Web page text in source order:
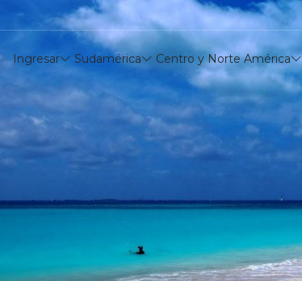
Ingresar Sudamérica Centro y Norte América